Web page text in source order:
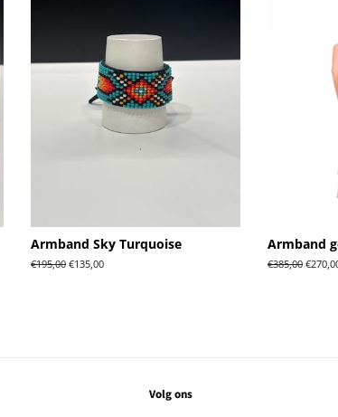
Armband Sky Turquoise
Normale
€195,00 Aanbiedingsprijs
€135,00
Armband
Normale
€385,00
Volg ons